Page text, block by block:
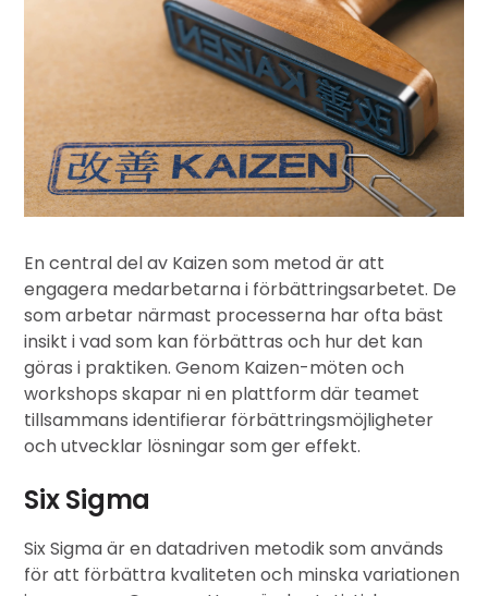
En central del av Kaizen som metodär att
engagera medarbetarna i förbättringsarbetet. De
som arbetar närmast processerna har ofta bäst
insikt i vad som kan förbättras och hur det kan
göras i praktiken. Genom Kaizen-möten och
workshops skapar ni en plattform där teamet
tillsammans identifierar förbättringsmöjligheter
och utvecklar lösningar som ger effekt.
Six Sigma
Six Sigmaär en datadriven metodik som används
för att förbättra kvaliteten och minska variationen